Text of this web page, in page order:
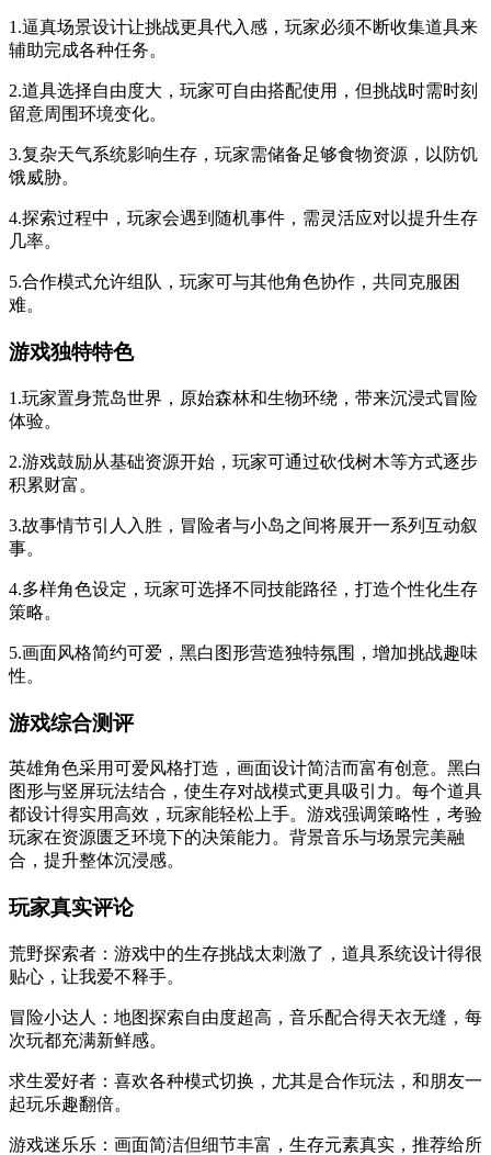
1.逼真场景设计让挑战更具代入感，玩家必须不断收集道具来
辅助完成各种任务。
2.道具选择自由度大，玩家可自由搭配使用，但挑战时需时刻
留意周围环境变化。
3.复杂天气系统影响生存，玩家需储备足够食物资源，以防饥
饿威胁。
4.探索过程中，玩家会遇到随机事件，需灵活应对以提升生存
几率。
5.合作模式允许组队，玩家可与其他角色协作，共同克服困
难。
游戏独特特色
1.玩家置身荒岛世界，原始森林和生物环绕，带来沉浸式冒险
体验。
2.游戏鼓励从基础资源开始，玩家可通过砍伐树木等方式逐步
积累财富。
3.故事情节引人入胜，冒险者与小岛之间将展开一系列互动叙
事。
4.多样角色设定，玩家可选择不同技能路径，打造个性化生存
策略。
5.画面风格简约可爱，黑白图形营造独特氛围，增加挑战趣味
性。
游戏综合测评
英雄角色采用可爱风格打造，画面设计简洁而富有创意。黑白
图形与竖屏玩法结合，使生存对战模式更具吸引力。每个道具
都设计得实用高效，玩家能轻松上手。游戏强调策略性，考验
玩家在资源匮乏环境下的决策能力。背景音乐与场景完美融
合，提升整体沉浸感。
玩家真实评论
荒野探索者：游戏中的生存挑战太刺激了，道具系统设计得很
贴心，让我爱不释手。
冒险小达人：地图探索自由度超高，音乐配合得天衣无缝，每
次玩都充满新鲜感。
求生爱好者：喜欢各种模式切换，尤其是合作玩法，和朋友一
起玩乐趣翻倍。
游戏迷乐乐：画面简洁但细节丰富，生存元素真实，推荐给所